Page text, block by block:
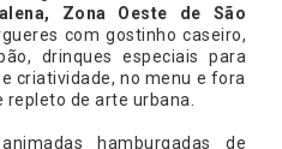
Zona Oeste de São
com gostinho caseiro,
drinques especiais para
criatividade, no menu e fora
repleto de arte urbana.
hamburgadas de